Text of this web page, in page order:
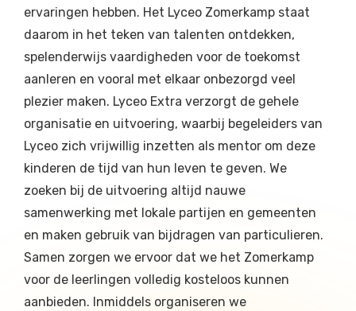
ervaringen hebben. Het Lyceo Zomerkamp staat
daarom in het teken van talenten ontdekken,
spelenderwijs vaardigheden voor de toekomst
aanleren en vooral met elkaar onbezorgd veel
plezier maken. Lyceo Extra verzorgt de gehele
organisatie en uitvoering, waarbij begeleiders van
Lyceo zich vrijwillig inzetten als mentor om deze
kinderen de tijd van hun leven te geven. We
zoeken bij de uitvoering altijd nauwe
samenwerking met lokale partijen en gemeenten
en maken gebruik van bijdragen van particulieren.
Samen zorgen we ervoor dat we het Zomerkamp
voor de leerlingen volledig kosteloos kunnen
aanbieden. Inmiddels organiseren we